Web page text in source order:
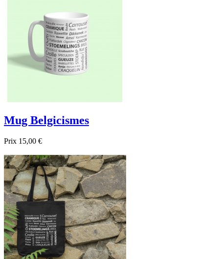
Mug Belgicismes
Prix 15,00 €
Aperçu rapide